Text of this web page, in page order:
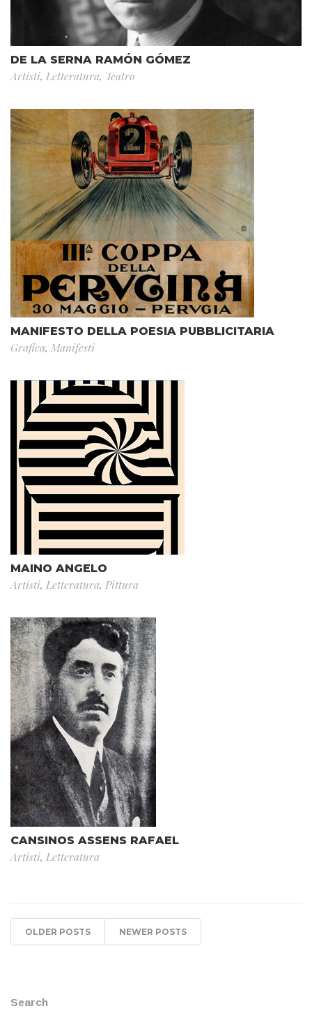
DE LA SERNA RAMÓN GÓMEZ
Artisti, Letteratura, Teatro
MANIFESTO DELLA POESIA PUBBLICITARIA
Grafica, Manifesti
MAINO ANGELO
Artisti, Letteratura, Pittura
CANSINOS ASSENS RAFAEL
Artisti, Letteratura
OLDER POSTS NEWER POSTS
Search